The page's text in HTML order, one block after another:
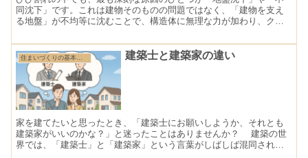
同沈下」です。これは建物そのものの問題ではなく、「建物を支え
る地盤」が不均等に沈むことで、構造体に無理な力が加わり、クラ
き・...
住まいづくりの基本（住まいづくりの考え方と進め方） 建築士と建築家の違い
家を建てたいと思ったとき、「建築士にお願いしようか、それとも
建築家がいいのかな？」と迷ったことはありませんか？ 建築の世
界では、「建築士」と「建築家」という言葉がしばしば混同されま